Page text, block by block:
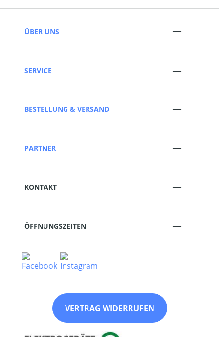
ÜBER UNS
SERVICE
BESTELLUNG & VERSAND
PARTNER
KONTAKT
ÖFFNUNGSZEITEN
VERTRAG WIDERRUFEN